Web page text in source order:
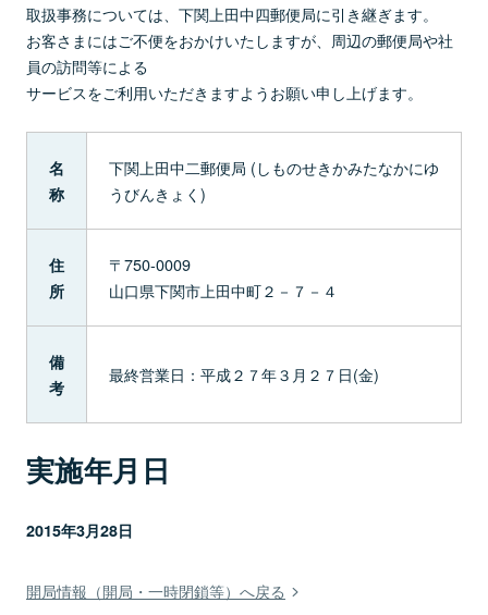
取扱事務については、下関上田中四郵便局に引き継ぎます。
お客さまにはご不便をおかけいたしますが、周辺の郵便局や社
員の訪問等による
サービスをご利用いただきますようお願い申し上げます。
名
称
下関上田中二郵便局 (しものせきかみたなかにゆ
うびんきょく)
住
所
〒750-0009
山口県下関市上田中町２－７－４
備
考
最終営業日：平成２７年３月２７日(金)
実施年月日
2015年3月28日
開局情報（開局・一時閉鎖等）へ戻る